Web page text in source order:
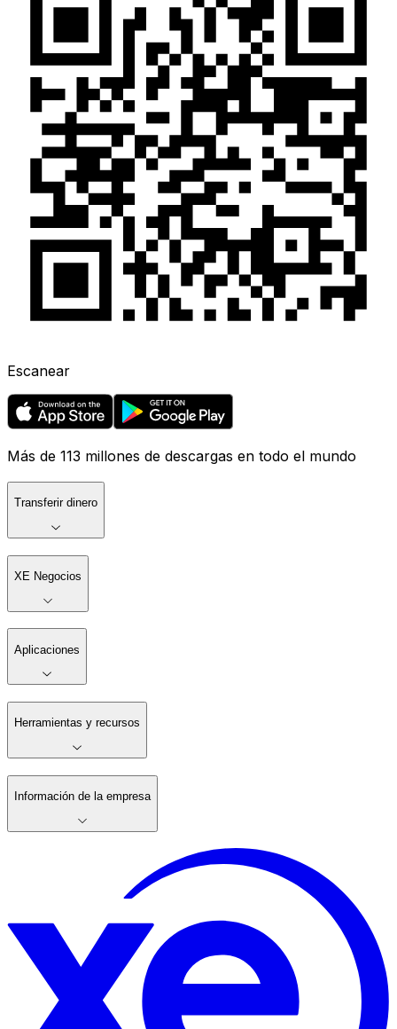
Escanear
Más de 113 millones de descargas en todo el mundo
Transferir dinero
XE Negocios
Aplicaciones
Herramientas y recursos
Información de la empresa